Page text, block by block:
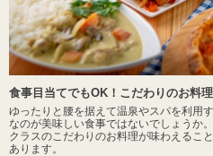
食事目当てでもOK！こだわりのお料
ゆったりと腰を据えて温泉やスパを利用
なのが美味しい食事ではないでしょうか
クラスのこだわりのお料理が味わえるこ
あります。